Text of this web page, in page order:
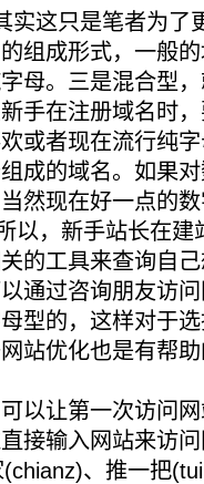
这只是笔者为了
组成形式，一般
母。三是混合型
手在注册域名时
或者现在流行纯
成的域名。如果
然现在好一点的
以，新手站长在
的工具来查询自
通过咨询朋友访
型的，这样对于
站优化也是有帮
让第一次访问网
接输入网站来访
、推一把